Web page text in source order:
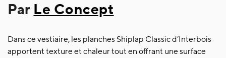
Par Le Concept
Dans ce vestiaire, les planches Shiplap Classic d’Interbois
apportent texture et chaleur tout en offrant une surface